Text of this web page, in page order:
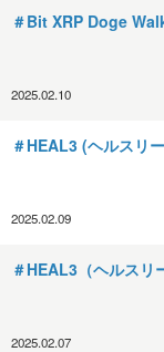
＃Bit XRP Doge
2025.02.10
＃HEAL3 (ヘルスリ
2025.02.09
＃HEAL3（ヘルス
2025.02.07